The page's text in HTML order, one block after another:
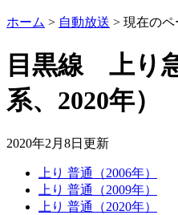
ホーム > 自動放送 > 現在のペ
目黒線 上り
系、2020年）
2020年2月8日 更新
上り 普通（2006年）
上り 普通（2009年）
上り 普通（2020年）